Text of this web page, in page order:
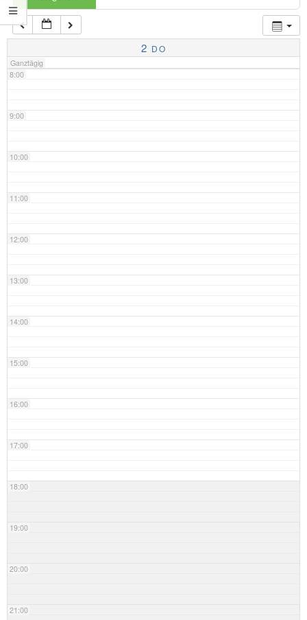
2 DO
Ganztägig
7:00
8:00
9:00
10:00
11:00
12:00
13:00
14:00
15:00
16:00
17:00
18:00
19:00
20:00
21:00